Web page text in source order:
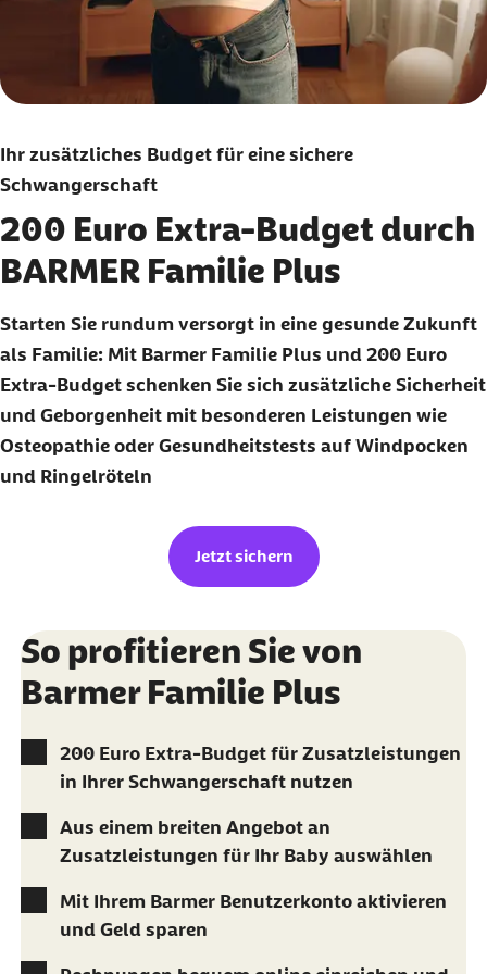
Ihr zusätzliches Budget für eine sichere
Schwangerschaft
200 Euro Extra-Budget durch
BARMER Familie Plus
Starten Sie rundum versorgt in eine gesunde Zukunft
als Familie: Mit Barmer Familie Plus und 200 Euro
Extra-Budget schenken Sie sich zusätzliche Sicherheit
und Geborgenheit mit besonderen Leistungen wie
Osteopathie oder Gesundheitstests auf Windpocken
und Ringelröteln
Jetzt sichern
So profitieren Sie von
Barmer Familie Plus
200 Euro Extra-Budget für Zusatzleistungen
in Ihrer Schwangerschaft nutzen
Aus einem breiten Angebot an
Zusatzleistungen für Ihr Baby auswählen
Mit Ihrem Barmer Benutzerkonto aktivieren
und Geld sparen